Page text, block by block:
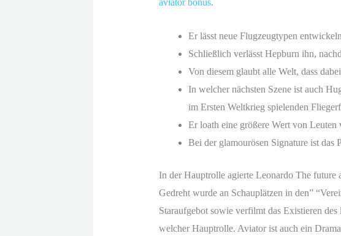
aviator bonus.
Er lässt neue Flugzeugtypen
Schließlich verlässt Hepburn ihn,
Von diesem glaubt alle Welt, dass
In welcher nächsten Szene ist auch
im Ersten Weltkrieg spielenden
Er loath eine größere Wert von Leuten
Bei der glamourösen Signature ist
In der Hauptrolle agierte Leonardo The future
Gedreht wurde an Schauplätzen in den”
Staraufgebot sowie verfilmt das Existieren
welcher Hauptrolle. Aviator ist auch ein